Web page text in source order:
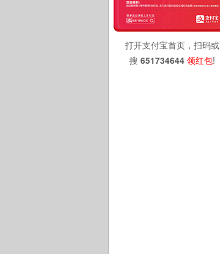
打开支付宝首页，扫码或
搜 651734644 领红包!